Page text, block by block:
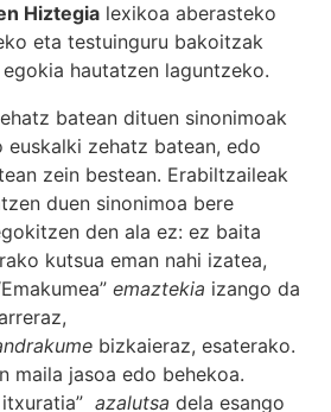
Hiztegia lexikoa aberasteko
eta testuinguru bakoitzak
hautatzen laguntzeko.
batean dituen sinonimoak
euskalki zehatz batean, edo
zein bestean. Erabiltzaileak
duen sinonimoa bere
den ala ez: ez baita
kutsua eman nahi izatea,
emaztekia izango da
bizkaieraz, esaterako.
maila jasoa edo behekoa.
azalutsa dela esango